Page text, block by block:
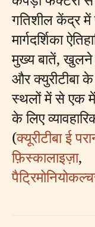
गतिशील केंद्र में
मार्गदर्शिका
मुख्य बातें, खुलने
और क्युरीटीबा
स्थलों में से एक
के लिए
(क्यूरीटीबा ई
फ़िस्कालाइज़ा,